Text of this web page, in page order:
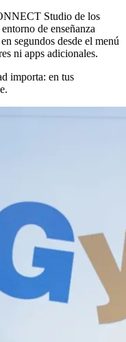
Studio de los
de enseñanza
segundos desde el menú
ni apps adicionales.
importa: en tus